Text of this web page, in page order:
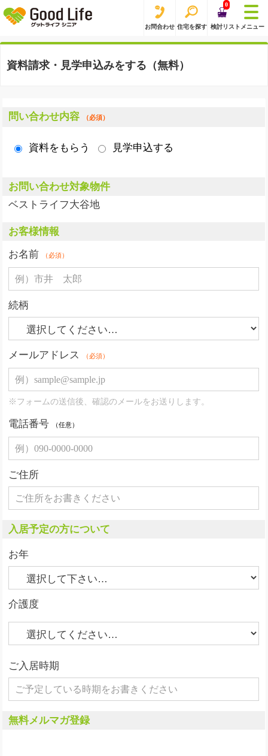
お問合わせ 住宅を探す
0
検討リスト メニュー
資料請求・見学申込みをする（無料）
問い合わせ内容 （必須）
資料をもらう 見学申込する
お問い合わせ対象物件
ベストライフ大谷地
お客様情報
お名前
（必須）
続柄
メールアドレス （必須）
※フォームの送信後、確認のメールをお送りします。
電話番号 （任意）
ご住所
入居予定の方について
お年
介護度
ご入居時期
無料メルマガ登録